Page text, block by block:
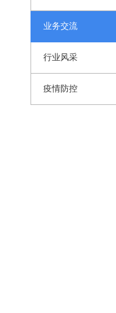
业务交流
行业风采
疫情防控